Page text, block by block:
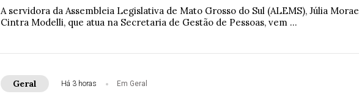
A servidora da Assembleia Legislativa de Mato Grosso do Sul (ALEMS), Júlia
Cintra Modelli, que atua na Secretaria de Gestão de Pessoas, vem ...
Geral Há 3 horas Em Geral